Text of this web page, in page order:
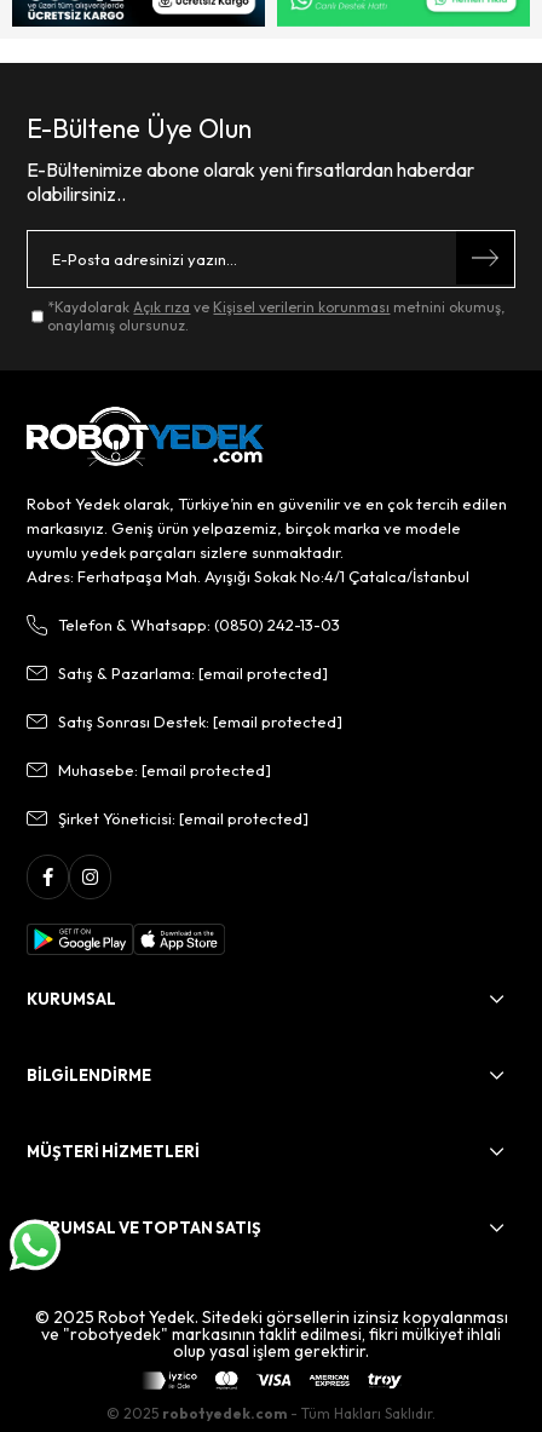
E-Bültene Üye Olun
E-Bültenimize abone olarak yeni fırsatlardan haberdar
olabilirsiniz..
*KaydolarakAçık rıza ve Kişisel verilerin korunması metnini okumuş,
onaylamış olursunuz.
Robot Yedek olarak, Türkiye’nin en güvenilir ve en çok tercih edilen
markasıyız. Geniş ürün yelpazemiz, birçok marka ve modele
uyumlu yedek parçaları sizlere sunmaktadır.
Adres: Ferhatpaşa Mah. Ayışığı Sokak No:4/1 Çatalca/İstanbul
Telefon & Whatsapp: (0850) 242-13-03
Satış & Pazarlama:[email protected]
Satış Sonrası Destek:[email protected]
Muhasebe:[email protected]
Şirket Yöneticisi:[email protected]
KURUMSAL
BİLGİLENDİRME
MÜŞTERİ HİZMETLERİ
KURUMSAL VE TOPTAN SATIŞ
© 2025 Robot Yedek. Sitedeki görsellerin izinsiz kopyalanması
ve "robotyedek" markasının taklit edilmesi, fikri mülkiyet ihlali
olup yasal işlem gerektirir.
© 2025 robotyedek.com - Tüm Hakları Saklıdır.